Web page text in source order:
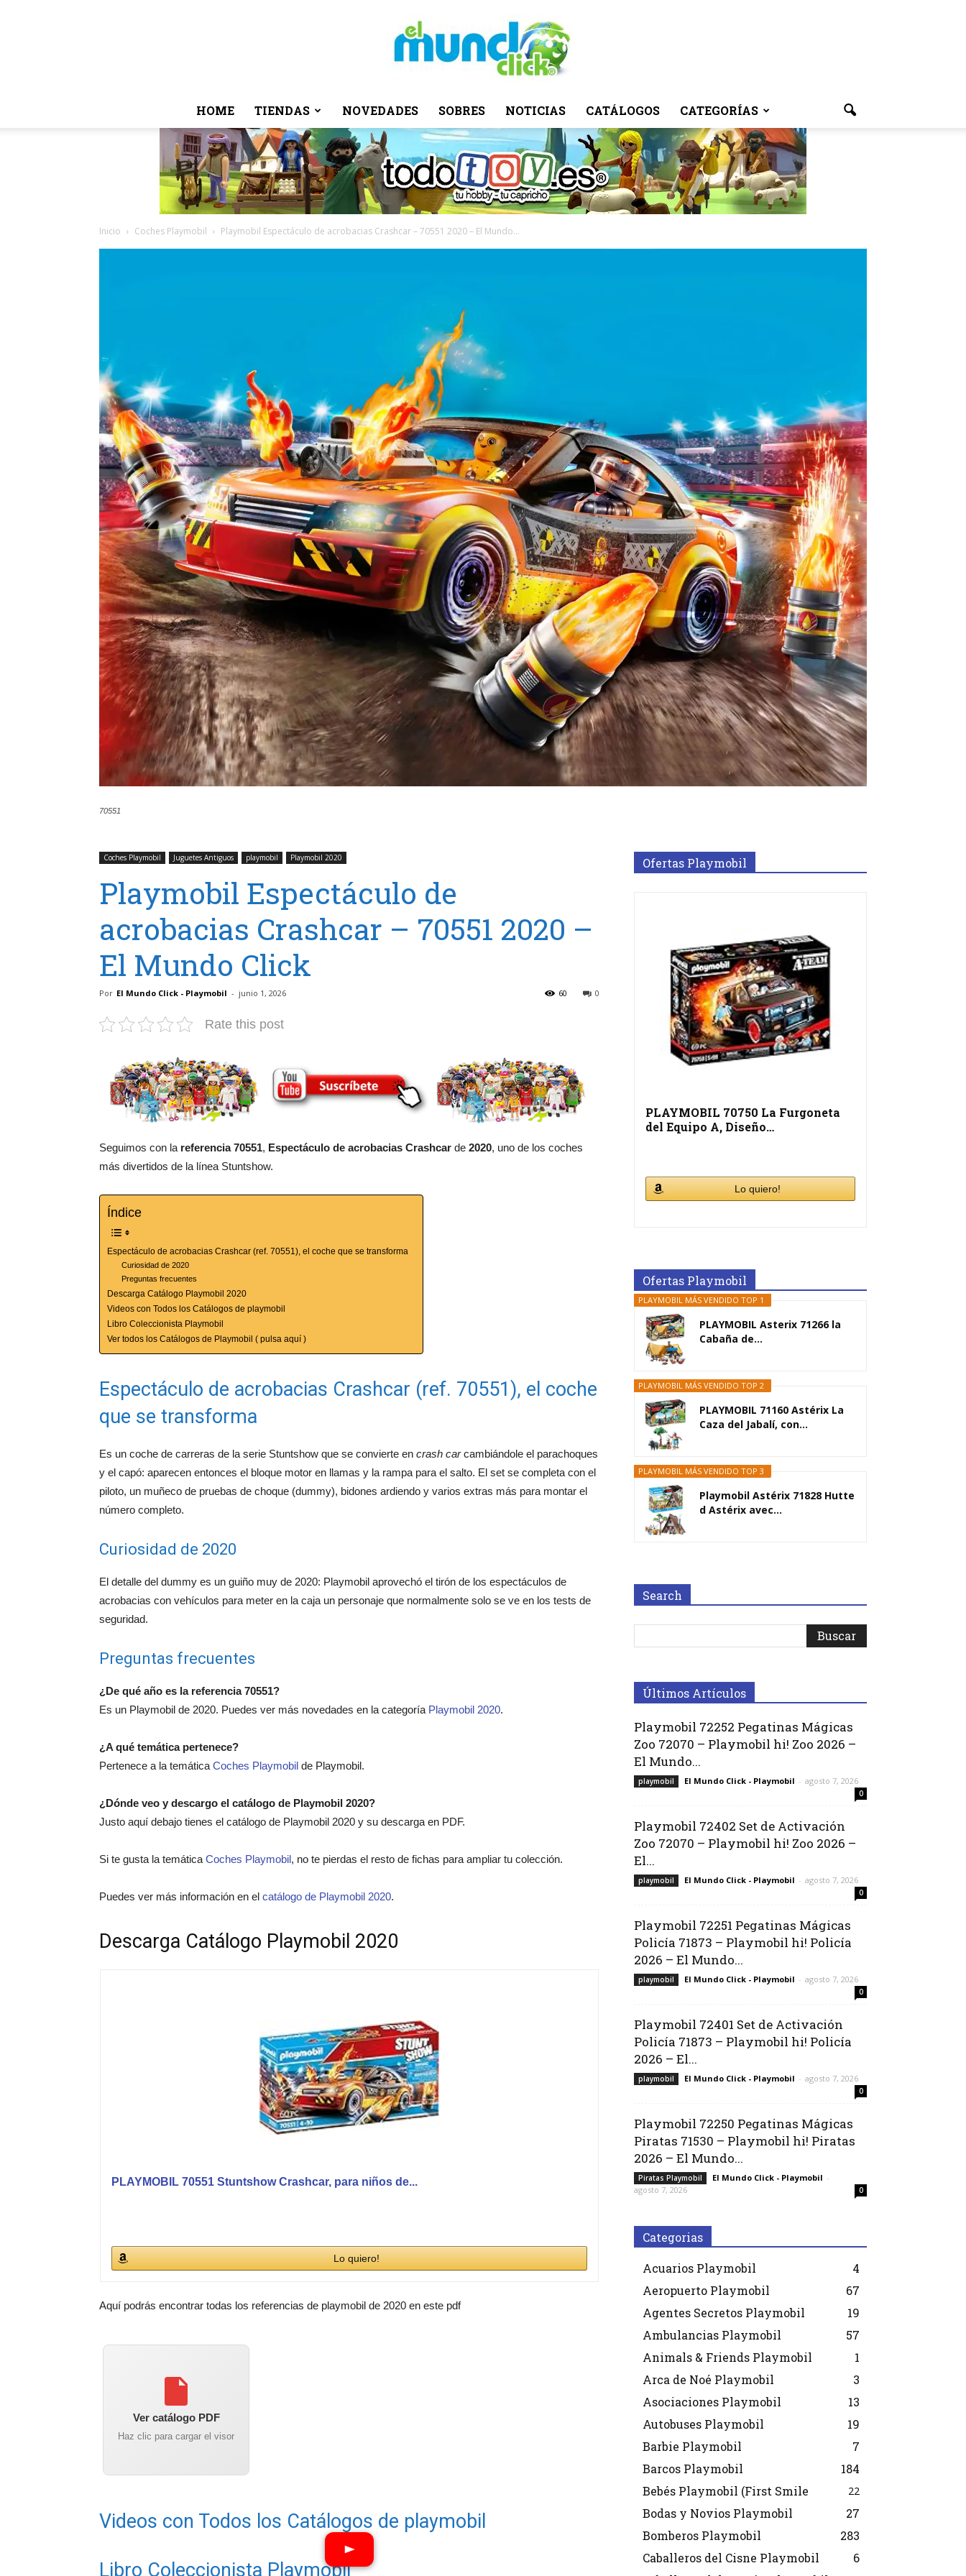
El
HOME TIENDAS NOVEDADES SOBRES NOTICIAS CATÁLOGOS CATEGORÍAS
Inicio Coches Playmobil Playmobil Espectáculo de acrobacias Crashcar – 70551 2020 – El Mundo...
70551
Coches Playmobil Juguetes Antiguos playmobil Playmobil 2020
Playmobil Espectáculo de
acrobacias Crashcar – 70551 2020 –
El Mundo Click
Por El Mundo Click - Playmobil - junio 1, 2026 0
60
Rate this post
Seguimos con la referencia 70551, Espectáculo de acrobacias Crashcar de 2020, uno de los coches
más divertidos de la línea Stuntshow.
Índice
Espectáculo de acrobacias Crashcar (ref. 70551), el coche que se transforma
Curiosidad de 2020
Preguntas frecuentes
Descarga Catálogo Playmobil 2020
Videos con Todos los Catálogos de playmobil
Libro Coleccionista Playmobil
Ver todos los Catálogos de Playmobil ( pulsa aquí )
Espectáculo de acrobacias Crashcar (ref. 70551), el coche
que se transforma
Es un coche de carreras de la serie Stuntshow que se convierte en crash carcambiándole el parachoques
y el capó: aparecen entonces el bloque motor en llamas y la rampa para el salto. El set se completa con el
piloto, un muñeco de pruebas de choque (dummy), bidones ardiendo y varios extras más para montar el
número completo.
Curiosidad de 2020
El detalle del dummy es un guiño muy de 2020: Playmobil aprovechó el tirón de los espectáculos de
acrobacias con vehículos para meter en la caja un personaje que normalmente solo se ve en los tests de
seguridad.
Preguntas frecuentes
¿De qué año es la referencia 70551?
Es un Playmobil de 2020. Puedes ver más novedades en la categoría Playmobil 2020.
¿A qué temática pertenece?
Pertenece a la temática Coches Playmobil de Playmobil.
¿Dónde veo y descargo el catálogo de Playmobil 2020?
Justo aquí debajo tienes el catálogo de Playmobil 2020 y su descarga en PDF.
Si te gusta la temática Coches Playmobil, no te pierdas el resto de fichas para ampliar tu colección.
Puedes ver más información en el catálogo de Playmobil 2020.
Descarga Catálogo Playmobil 2020
PLAYMOBIL 70551 Stuntshow Crashcar, para niños de...
Lo quiero!
Aquí podrás encontrar todas los referencias de playmobil de 2020 en este pdf
Ver catálogo PDF
Haz clic para cargar el visor
Videos con Todos los Catálogos de playmobil
Libro Coleccionista Playmobil
Ofertas Playmobil
PLAYMOBIL 70750 La Furgoneta
del Equipo A, Diseño…
Lo quiero!
Ofertas Playmobil
PLAYMOBIL MÁS VENDIDO TOP 1
PLAYMOBIL Asterix 71266 la
Cabaña de...
PLAYMOBIL MÁS VENDIDO TOP 2
PLAYMOBIL 71160 Astérix La
Caza del Jabalí, con...
PLAYMOBIL MÁS VENDIDO TOP 3
Playmobil Astérix 71828 Hutte
d Astérix avec...
Search
Últimos Artículos
Playmobil 72252 Pegatinas Mágicas
Zoo 72070 – Playmobil hi! Zoo 2026 –
El Mundo...
playmobil El Mundo Click - Playmobil - agosto 7, 2026
0
Playmobil 72402 Set de Activación
Zoo 72070 – Playmobil hi! Zoo 2026 –
El...
playmobil El Mundo Click - Playmobil - agosto 7, 2026
0
Playmobil 72251 Pegatinas Mágicas
Policía 71873 – Playmobil hi! Policía
2026 – El Mundo...
playmobil El Mundo Click - Playmobil - agosto 7, 2026
0
Playmobil 72401 Set de Activación
Policía 71873 – Playmobil hi! Policía
2026 – El...
playmobil El Mundo Click - Playmobil - agosto 7, 2026
0
Playmobil 72250 Pegatinas Mágicas
Piratas 71530 – Playmobil hi! Piratas
2026 – El Mundo...
Piratas Playmobil El Mundo Click - Playmobil -
agosto 7, 2026
0
Categorias
Acuarios Playmobil
4
Aeropuerto Playmobil
67
Agentes Secretos Playmobil
19
Ambulancias Playmobil
57
Animals & Friends Playmobil
1
Arca de Noé Playmobil
3
Asociaciones Playmobil
13
Autobuses Playmobil
19
Barbie Playmobil
7
Barcos Playmobil
184
Bebés Playmobil (First Smile
22
Bodas y Novios Playmobil
27
Bomberos Playmobil
283
Caballeros del Cisne Playmobil
6